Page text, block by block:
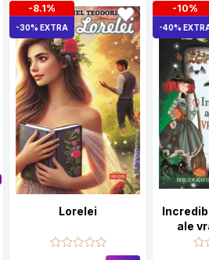
-8.1%
-30% EXTRA
Lorelei
-10%
-40%
ale